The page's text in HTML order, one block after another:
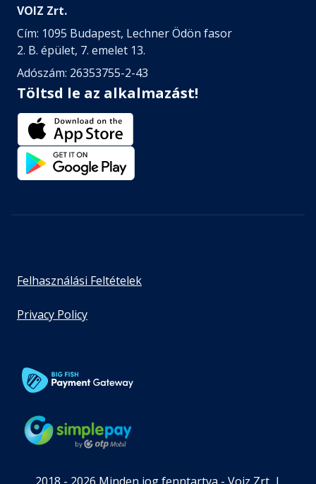
VOIZ Zrt.
Cím: 1095 Budapest, Lechner Ödön fasor
2. B. épület, 7. emelet 13.
Adószám: 26353755-2-43
Töltsd le az alkalmazást!
Felhasználási Feltételek
Privacy Policy